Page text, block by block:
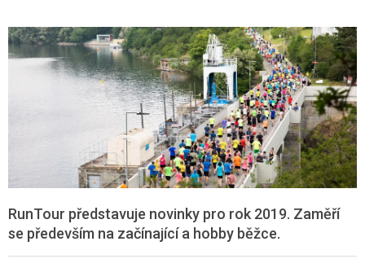
RunTour představuje novinky pro rok 2019. Zaměří
se především na začínající a hobby běžce.